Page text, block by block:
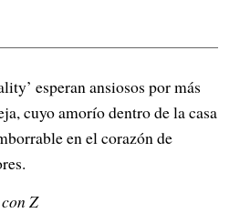
esperan ansiosos por más
cuyo amorío dentro de la casa
en el corazón de
Z